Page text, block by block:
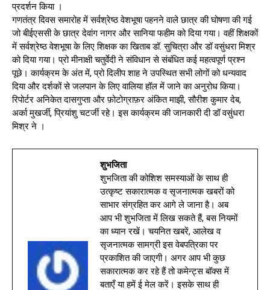
प्रदर्शन किया ।
गणतंत्र दिवस समारोह में सर्वश्रेष्ठ वेशभूषा पहनने वाले छात्र की घोषणा की गई
जो बीईएससी के छात्र देवांग नागर और सानिया फहीम को दिया गया। वहीं शिक्षकों
में सर्वश्रेष्ठ वेशभूषा के लिए शिक्षक का खिताब डॉ. सुचित्रा और डॉ वसुंधरा मिश्र
को दिया गया। प्रो मीनाक्षी चतुर्वेदी ने संविधान से संबंधित कई महत्वपूर्ण प्रश्न
पूछे। कार्यक्रम के अंत में, प्रो दिलीप शाह ने उपस्थित सभी लोगों को धन्यवाद
दिया और दर्शकों से जलपान के लिए वालिया हॉल में जाने का अनुरोध किया।
रिपोर्टर अनिकेत दासगुप्ता और फ़ोटोग्राफ़र अंकित माझी, सौरीश कुमार देब,
अर्का मुखर्जी, प्रियांशु चटर्जी रहे। इस कार्यक्रम की जानकारी दी डॉ वसुंधरा
मिश्र ने ।
शुभजिता
शुभजिता की कोशिश समस्याओं के साथ ही
उत्कृष्ट सकारात्मक व सृजनात्मक खबरों को
साभार संग्रहित कर आगे ले जाना है। अब
आप भी शुभजिता में लिख सकते हैं, बस नियमों
का ध्यान रखें। चयनित खबरें, आलेख व
सृजनात्मक सामग्री इस वेबपत्रिका पर
प्रकाशित की जाएगी। अगर आप भी कुछ
सकारात्मक कर रहे हैं तो कमेन्ट्स बॉक्स में
बताएँ या हमें ई मेल करें। इसके साथ ही